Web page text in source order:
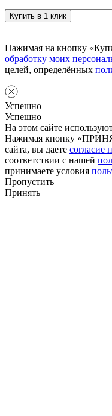
Нажимая на кнопку
обработку моих
целей, определённых
Успешно
Успешно
На этом сайте
Нажимая кнопку
сайта, вы даете согласие
соответствии с нашей
принимаете условия
Пропустить
Принять